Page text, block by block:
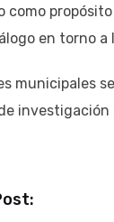
como
en torno
municipales
investigación